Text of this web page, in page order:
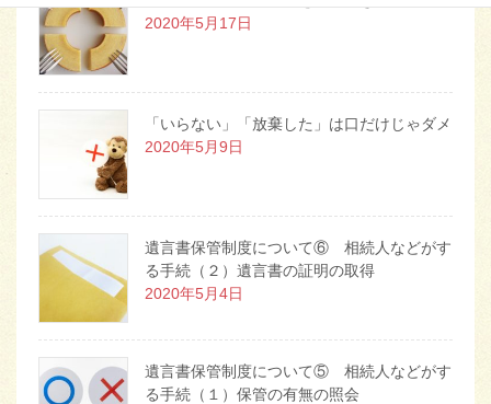
2020年5月17日
「いらない」「放棄した」は口だけじゃダメ
2020年5月9日
遺言書保管制度について⑥ 相続人などがす
る手続（２）遺言書の証明の取得
2020年5月4日
遺言書保管制度について⑤ 相続人などがす
る手続（１）保管の有無の照会